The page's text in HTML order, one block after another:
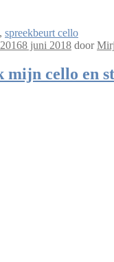
, spreekbeurt cello
8 juni 2018 door
mijn cello en